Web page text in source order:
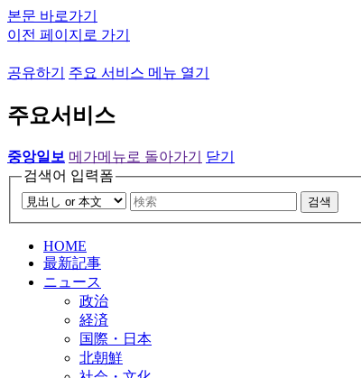
본문 바로가기
이전 페이지로 가기
공유하기 주요 서비스 메뉴 열기
주요서비스
중앙일보 메가메뉴로 돌아가기
닫기
검색어 입력폼
검색
HOME
最新記事
ニュース
政治
経済
国際・日本
北朝鮮